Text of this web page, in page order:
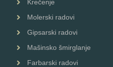
Krečenje
Molerski radovi
Gipsarski radovi
Mašinsko šmirglanje
Farbarski radovi